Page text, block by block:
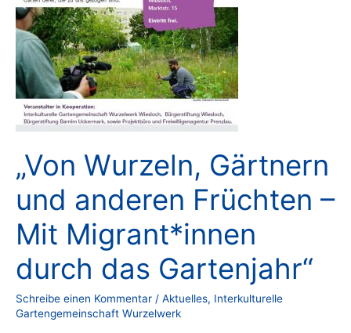
„Von Wurzeln, Gärtnern
und anderen Früchten –
Mit Migrant*innen
durch das Gartenjahr“
Schreibe einen Kommentar / Aktuelles, Interkulturelle
Gartengemeinschaft Wurzelwerk